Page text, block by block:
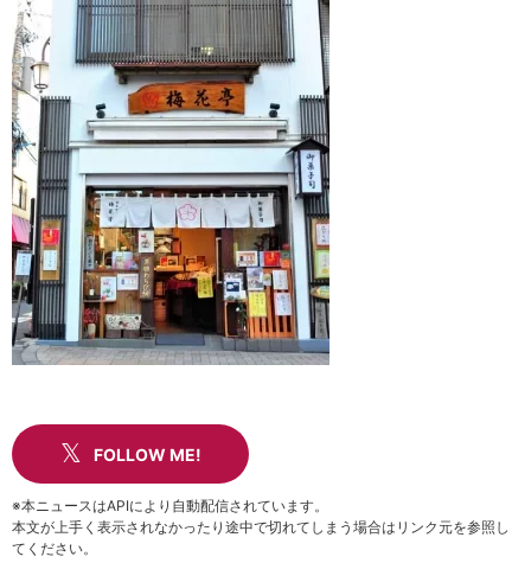
FOLLOW ME!
※本ニュースはAPIにより自動配信されています。
本文が上手く表示されなかったり途中で切れてしまう場合はリンク元を参照し
てください。